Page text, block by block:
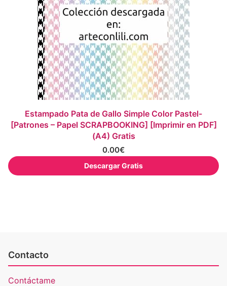
Estampado Pata de Gallo Simple Color Pastel-
[Patrones – Papel SCRAPBOOKING] [Imprimir en PDF]
(A4) Gratis
0.00€
Descargar Gratis
Contacto
Contáctame